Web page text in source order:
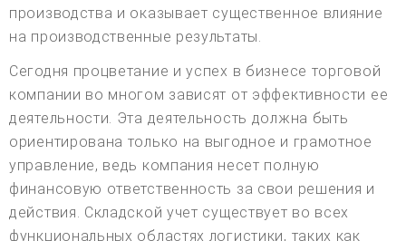
производства и оказывает существенное влияние
на производственные результаты.
Сегодня процветание и успех в бизнесе торговой
компании во многом зависят от эффективности ее
деятельности. Эта деятельность должна быть
ориентирована только на выгодное и грамотное
управление, ведь компания несет полную
финансовую ответственность за свои решения и
действия. Складской учет существует во всех
функциональных областях логистики, таких как